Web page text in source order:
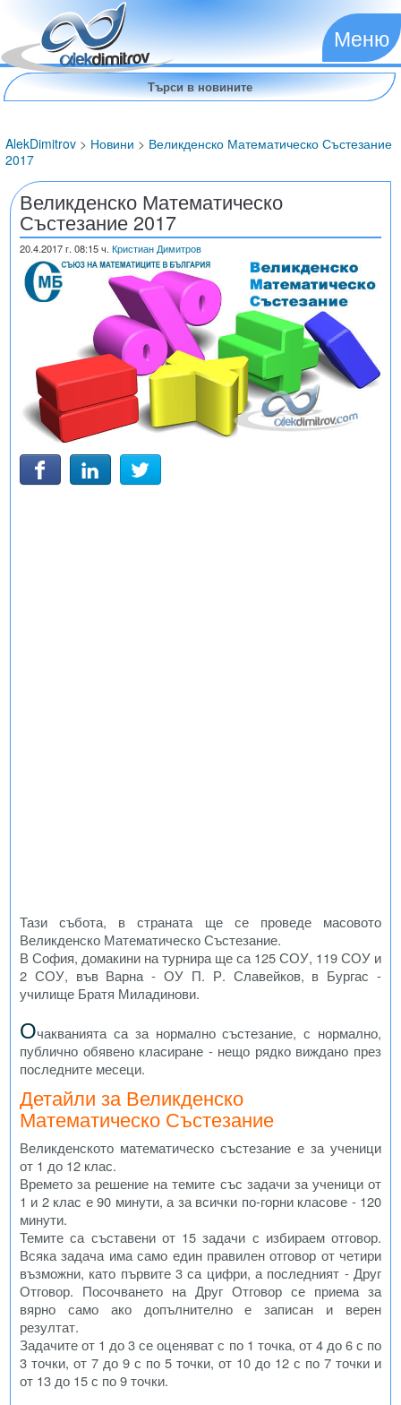
Меню
AlekDimitrov > Новини > Великденско Математическо Състезание
2017
Великденско Математическо
Състезание 2017
20.4.2017г. 08:15 ч. Кристиан Димитров
Тази събота, в страната ще се проведе масовото
Великденско Математическо Състезание.
В София, домакини на турнира ще са 125 СОУ, 119 СОУ и
2 СОУ, във Варна - ОУ П. Р. Славейков, в Бургас -
училище Братя Миладинови.
Очакванията са за нормално състезание, с нормално,
публично обявено класиране - нещо рядко виждано през
последните месеци.
Детайли за Великденско
Математическо Състезание
Великденското математическо състезание е за ученици
от 1 до 12 клас.
Времето за решение на темите със задачи за ученици от
1 и 2 клас е 90 минути, а за всички по-горни класове - 120
минути.
Темите са съставени от 15 задачи с избираем отговор.
Всяка задача има само един правилен отговор от четири
възможни, като първите 3 са цифри, а последният - Друг
Отговор. Посочването на Друг Отговор се приема за
вярно само ако допълнително е записан и верен
резултат.
Задачите от 1 до 3 се оценяват с по 1 точка, от 4 до 6 с по
3 точки, от 7 до 9 с по 5 точки, от 10 до 12 с по 7 точки и
от 13 до 15 с по 9 точки.